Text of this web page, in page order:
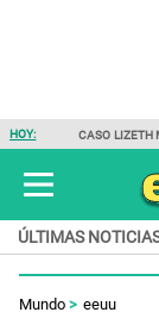
HOY: CASO LIZETH
ÚLTIMAS
Mundo eeuu